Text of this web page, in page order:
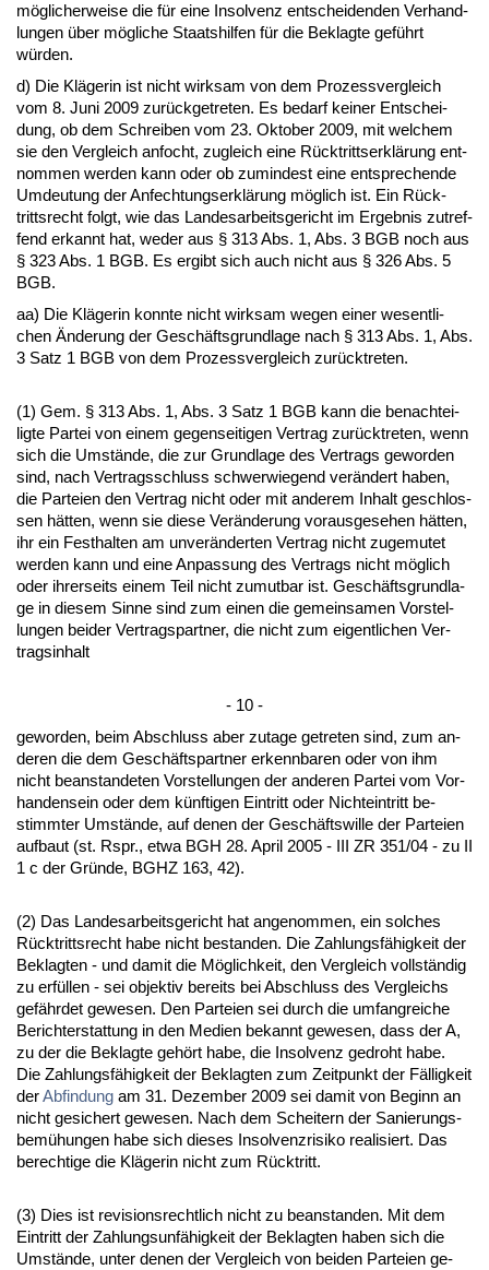
mögli­cher­wei­se die für ei­ne In­sol­venz ent­schei­den­den Ver­hand­
lun­gen über mögli­che Staats­hil­fen für die Be­klag­te geführt
würden.
d) Die Kläge­rin ist nicht wirk­sam von dem Pro­zess­ver­gleich
vom 8. Ju­ni 2009 zurück­ge­tre­ten. Es be­darf kei­ner Ent­schei­
dung, ob dem Schrei­ben vom 23. Ok­to­ber 2009, mit wel­chem
sie den Ver­gleich an­focht, zu­gleich ei­ne Rück­tritts­erklärung ent­
nom­men wer­den kann oder ob zu­min­dest ei­ne ent­spre­chen­de
Um­deu­tung der An­fech­tungs­erklärung möglich ist. Ein Rück­
tritts­recht folgt, wie das Lan­des­ar­beits­ge­richt im Er­geb­nis zu­tref­
fend er­kannt hat, we­der aus § 313 Abs. 1, Abs. 3 BGB noch aus
§ 323 Abs. 1 BGB. Es er­gibt sich auch nicht aus § 326 Abs. 5
BGB.
aa) Die Kläge­rin konn­te nicht wirk­sam we­gen ei­ner we­sent­li­
chen Ände­rung der Geschäfts­grund­la­ge nach § 313 Abs. 1, Abs.
3 Satz 1 BGB von dem Pro­zess­ver­gleich zurück­tre­ten.
(1) Gem. § 313 Abs. 1, Abs. 3 Satz 1 BGB kann die be­nach­tei­
lig­te Par­tei von ei­nem ge­gen­sei­ti­gen Ver­trag zurück­tre­ten, wenn
sich die Umstände, die zur Grund­la­ge des Ver­trags ge­wor­den
sind, nach Ver­trags­schluss schwer­wie­gend verändert ha­ben,
die Par­tei­en den Ver­trag nicht oder mit an­de­rem In­halt ge­schlos­
sen hätten, wenn sie die­se Verände­rung vor­aus­ge­se­hen hätten,
ihr ein Fest­hal­ten am un­veränder­ten Ver­trag nicht zu­ge­mu­tet
wer­den kann und ei­ne An­pas­sung des Ver­trags nicht möglich
oder ih­rer­seits ei­nem Teil nicht zu­mut­bar ist. Geschäfts­grund­la­
ge in die­sem Sin­ne sind zum ei­nen die ge­mein­sa­men Vor­stel­
lun­gen bei­der Ver­trags­part­ner, die nicht zum ei­gent­li­chen Ver­
trags­in­halt
- 10 -
ge­wor­den, beim Ab­schluss aber zu­ta­ge ge­tre­ten sind, zum an­
de­ren die dem Geschäfts­part­ner er­kenn­ba­ren oder von ihm
nicht be­an­stan­de­ten Vor­stel­lun­gen der an­de­ren Par­tei vom Vor­
han­den­sein oder dem künf­ti­gen Ein­tritt oder Nicht­ein­tritt be­
stimm­ter Umstände, auf de­nen der Geschäfts­wil­le der Par­tei­en
auf­baut (st. Rspr., et­wa BGH 28. April 2005 - III ZR 351/04 - zu II
1 c der Gründe, BGHZ 163, 42).
(2) Das Lan­des­ar­beits­ge­richt hat an­ge­nom­men, ein sol­ches
Rück­tritts­recht ha­be nicht be­stan­den. Die Zah­lungsfähig­keit der
Be­klag­ten - und da­mit die Möglich­keit, den Ver­gleich vollständig
zu erfüllen - sei ob­jek­tiv be­reits bei Ab­schluss des Ver­gleichs
gefähr­det ge­we­sen. Den Par­tei­en sei durch die um­fang­rei­che
Be­richt­er­stat­tung in den Me­di­en be­kannt ge­we­sen, dass der A,
zu der die Be­klag­te gehört ha­be, die In­sol­venz ge­droht ha­be.
Die Zah­lungsfähig­keit der Be­klag­ten zum Zeit­punkt der Fällig­keit
derAb­fin­dung am 31. De­zem­ber 2009 sei da­mit von Be­ginn an
nicht ge­si­chert ge­we­sen. Nach dem Schei­tern der Sa­nie­rungs­
bemühun­gen ha­be sich die­ses In­sol­venz­ri­si­ko rea­li­siert. Das
be­rech­ti­ge die Kläge­rin nicht zum Rück­tritt.
(3) Dies ist re­vi­si­ons­recht­lich nicht zu be­an­stan­den. Mit dem
Ein­tritt der Zah­lungs­unfähig­keit der Be­klag­ten ha­ben sich die
Umstände, un­ter de­nen der Ver­gleich von bei­den Par­tei­en ge­